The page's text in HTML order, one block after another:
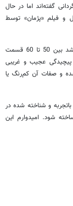
گفته‌اند اما در حال
و فیلم «پژمان» توسط
سروش صحت در پایان درخصوص روند ساخت سریال «شمعدونی» گفت: این سریال قرار شد بین 50 تا 60 قسمت
عجیب و غریبی
و صفات آن کم‌رنگ یا
و شناخته شده در
شود. امیدوارم این